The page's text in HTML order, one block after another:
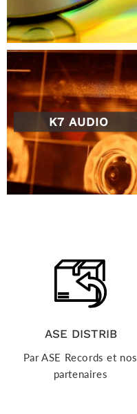
K7 AUDIO
ASE DISTRIB
Par ASE Records et nos
partenaires